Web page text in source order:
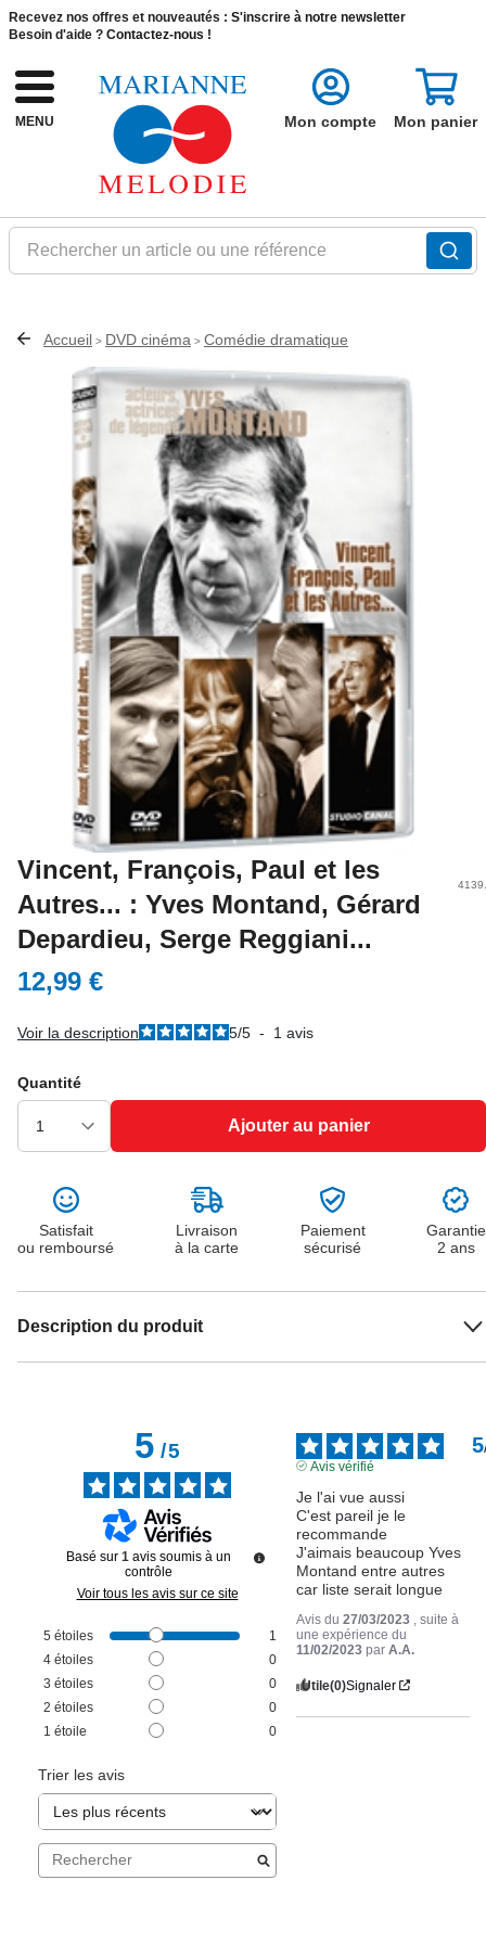
Recevez nos offres et nouveautés : S'inscrire à notre newsletter
Besoin d'aide ? Contactez-nous !
MENU
Rechercher un article ou une référence
Mon compte Mon panier
Accueil > DVD cinéma > Comédie dramatique
Vincent, François, Paul et les
Autres... : Yves Montand, Gérard
Depardieu, Serge Reggiani...
12,99 €
Voir la description 5/5 - 1 avis
Quantité
Ajouter au panier
Satisfait
ou remboursé
Livraison
à la carte
Paiement
sécurisé
Garantie
2 ans
Description du produit
5/5
Basé sur 1 avis soumis à un
contrôle
Voir tous les avis sur ce site
5 étoiles
1
4 étoiles
0
3 étoiles
0
2 étoiles
0
1 étoile 0
Trier les avis
5
Avis vérifié
Je l'ai vue aussi
C'est pareil je le
recommande
J'aimais beaucoup Yves
Montand entre autres
car liste serait longue
Avis du27/03/2023
, suite à
une expérience du
11/02/2023 parA.A.
Utile(0)Signaler